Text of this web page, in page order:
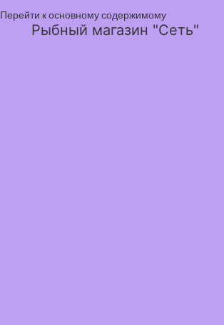
Перейти к основному содержимому
Рыбный магазин "Сеть"